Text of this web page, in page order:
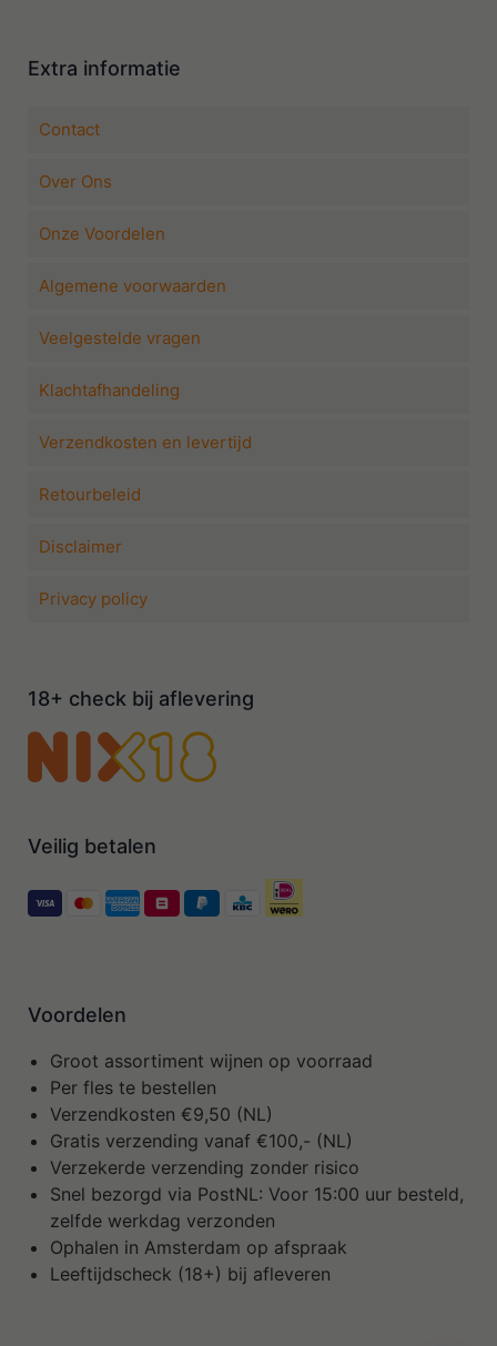
Extra informatie
Contact
Over Ons
Onze Voordelen
Algemene voorwaarden
Veelgestelde vragen
Klachtafhandeling
Verzendkosten en levertijd
Retourbeleid
Disclaimer
Privacy policy
18+ check bij aflevering
Veilig betalen
Voordelen
Groot assortiment wijnen op voorraad
Per fles te bestellen
Verzendkosten €9,50 (NL)
Gratis verzending vanaf €100,- (NL)
Verzekerde verzending zonder risico
Snel bezorgd via PostNL: Voor 15:00 uur besteld,
zelfde werkdag verzonden
Ophalen in Amsterdam op afspraak
Leeftijdscheck (18+) bij afleveren